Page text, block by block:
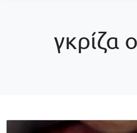
γκρίζα